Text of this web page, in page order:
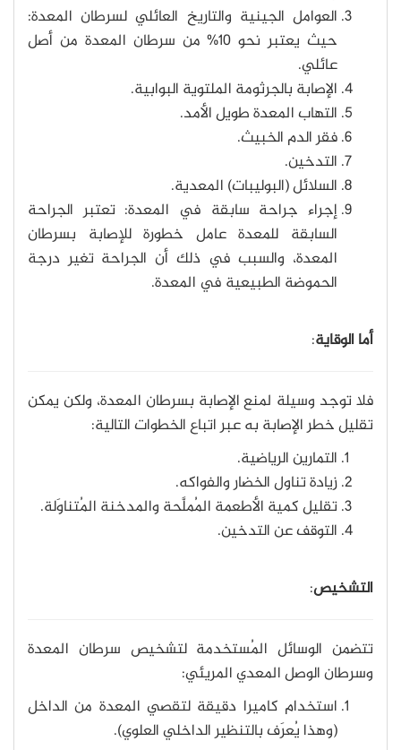
العوامل الجينية والتاريخ العائلي لسرطان المعدة:
حيث يعتبر نحو ١٠% من سرطان المعدة من أصل
عائلي.
الإصابة بالجرثومة الملتوية البوابية.
التهاب المعدة طويل الأمد.
فقر الدم الخبيث.
التدخين.
السلائل (البوليبات) المعدية.
إجراء جراحة سابقة في المعدة: تعتبر الجراحة
السابقة للمعدة عامل خطورة للإصابة بسرطان
المعدة، والسبب في ذلك أن الجراحة تغير درجة
الحموضة الطبيعية في المعدة.
أما الوقاية:
فلا توجد وسيلة لمنع الإصابة بسرطان المعدة، ولكن يمكن
تقليل خطر الإصابة به عبر اتباع الخطوات التالية:
التمارين الرياضية.
زيادة تناول الخضار والفواكه.
تقليل كمية الأطعمة المُملَّحة والمدخنة المُتناوَلة.
التوقف عن التدخين.
التشخيص:
تتضمن الوسائل المُستخدمة لتشخيص سرطان المعدة
وسرطان الوصل المعدي المريئي:
استخدام كاميرا دقيقة لتقصي المعدة من الداخل
(وهذا يُعرَف بالتنظير الداخلي العلوي).